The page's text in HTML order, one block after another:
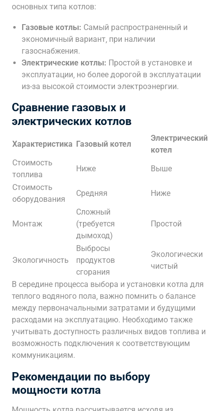
основных типа котлов:
Газовые котлы: Самый распространенный и
экономичный вариант‚ при наличии
газоснабжения.
Электрические котлы: Простой в установке и
эксплуатации‚ но более дорогой в эксплуатации
из-за высокой стоимости электроэнергии.
Сравнение газовых и
электрических котлов
Характеристика Газовый котел
Электрический
котел
Стоимость
топлива
Ниже
Выше
Стоимость
оборудования
Средняя Ниже
Монтаж
Сложный
(требуется
дымоход)
Простой
Экологичность
Выбросы
продуктов
сгорания
Экологически
чистый
В середине процесса выбора и установки котла для
теплого водяного пола‚ важно помнить о балансе
между первоначальными затратами и будущими
расходами на эксплуатацию. Необходимо также
учитывать доступность различных видов топлива и
возможность подключения к соответствующим
коммуникациям.
Рекомендации по выбору
мощности котла